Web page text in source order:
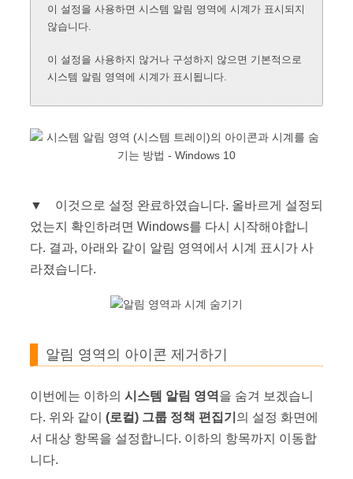
이 설정을 사용하면 시스템 알림 영역에 시계가 표시되지
않습니다.
이 설정을 사용하지 않거나 구성하지 않으면 기본적으로
시스템 알림 영역에 시계가 표시됩니다.
▼ 이것으로 설정 완료하였습니다. 올바르게 설정되
었는지 확인하려면 Windows를 다시 시작해야합니
다. 결과, 아래와 같이 알림 영역에서 시계 표시가 사
라졌습니다.
알림 영역의 아이콘 제거하기
이번에는 이하의 시스템 알림 영역 을 숨겨 보겠습니
다. 위와 같이 (로컬) 그룹 정책 편집기 의 설정 화면에
서 대상 항목을 설정합니다. 이하의 항목까지 이동합
니다.